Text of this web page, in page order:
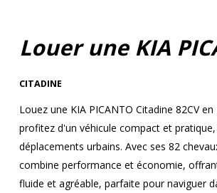
Louer une KIA
CITADINE
Louez une KIA PICANTO Citadine 82CV
profitez d'un véhicule compact et
déplacements urbains. Avec ses 82
combine performance et économie,
fluide et agréable, parfaite pour naviguer